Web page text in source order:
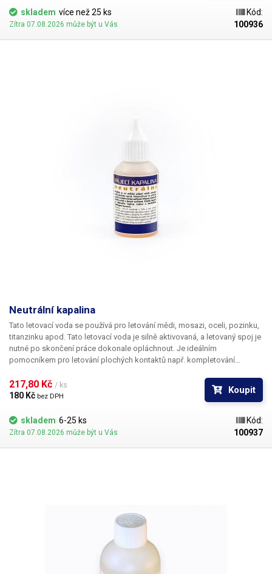
skladem více než 25 ks
Zítra 07.08.2026 může být u Vás
Kód:
100936
Neutrální kapalina
Tato letovací voda se používá pro letování mědi, mosazi, oceli, pozinku,
titanzinku apod. Tato letovací voda je silně aktivovaná, a letovaný spoj je
nutné po skončení práce dokonale opláchnout. Je ideálním
pomocníkem pro letování plochých kontaktů např. kompletování
mikropájky a jednoduché obnovení smáčivosti cínu na jeho povrchu
217,80 Kč / ks
180 Kč bez DPH
Koupit
skladem 6-25 ks
Zítra 07.08.2026 může být u Vás
Kód:
100937